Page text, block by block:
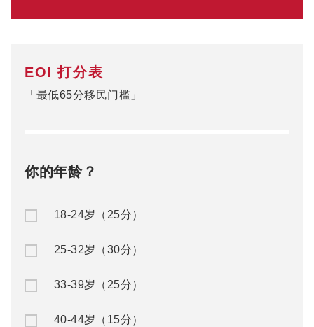
EOI 打分表
「最低65分移民门槛」
你的年龄？
18-24岁（25分）
25-32岁（30分）
33-39岁（25分）
40-44岁（15分）